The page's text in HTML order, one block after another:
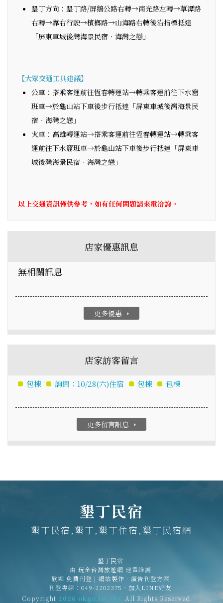
墾丁方向：墾丁路/屏鵝公路右轉→南光路左轉→草潭路
右轉→靠右行駛→檳榔路→山海路右轉後沿指標抵達
「屏東車城後灣海景民宿‧海灣之戀」
【大眾交通工具建議】
公車：搭乘客運前往恆春轉運站→轉乘客運前往下水窟
班車→於龜山站下車後步行抵達「屏東車城後灣海景民
宿‧海灣之戀」
火車：高雄轉運站→搭乘客運前往恆春轉運站→轉乘客
運前往下水窟班車→於龜山站下車後步行抵達「屏東車
城後灣海景民宿‧海灣之戀」
以上交通資訊僅供參考，如有任何問題請來電洽詢。
店家優惠訊息
無相關訊息
更多優惠 arrow_right
店家訪客留言
包棟 詢問：10/28(六)住宿 包棟 包棟
更多留言訊息 arrow_right
墾丁民宿
墾丁民宿,墾丁,墾丁住宿,墾丁民宿網
墾丁民宿
由 玩全台灣旅遊網 建置維護
歡迎 免費刊登 | 網站製作‧廣告刊登方案
刊登專線： 049-2202375 、 加入LINE好友
Copyright 2026 okgo.tw INC All Rights Reserved.